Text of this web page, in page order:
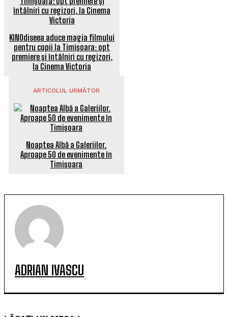
KINOdiseea aduce magia filmului
pentru copii la Timișoara: opt
premiere și întâlniri cu regizori,
la Cinema Victoria
ARTICOLUL URMĂTOR
Noaptea Albă a Galeriilor.
Aproape 50 de evenimente în
Timișoara
ADRIAN IVASCU